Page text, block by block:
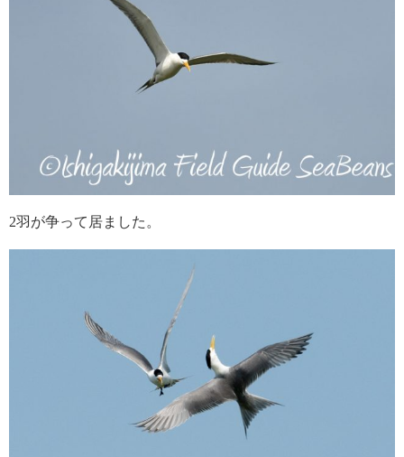
2羽が争って居ました。